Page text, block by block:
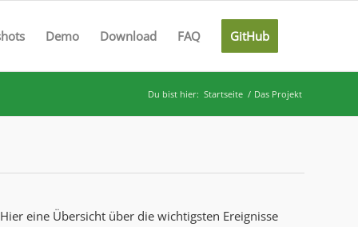
Demo Download FAQ GitHub
Du bist hier: Startseite / Das Projekt
eine Übersicht über die wichtigsten Ereignisse